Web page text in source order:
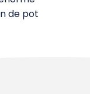
de pot